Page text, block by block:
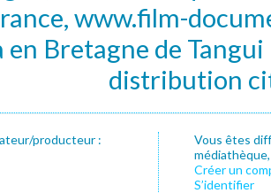
www.film-
en Bretagne de
distribution
producteur :
Vous êtes
Créer un
S’identifier